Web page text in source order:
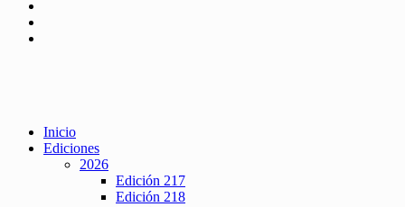
Inicio
Ediciones
2026
Edición 217
Edición 218